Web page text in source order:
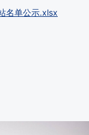
名单公示.xlsx